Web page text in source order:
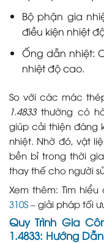
Bộ phận gia
điều kiện nhiệt
Ống dẫn nhiệt:
nhiệt độ cao.
So với các mác
1.4833thường có
giúp cải thiện đáng
nhiệt. Nhờ đó, vật
bền bỉ trong thời
thay thế cho người
Xem thêm: Tìm
310S – giải pháp tối
Quy Trình Gia
1.4833: Hướng